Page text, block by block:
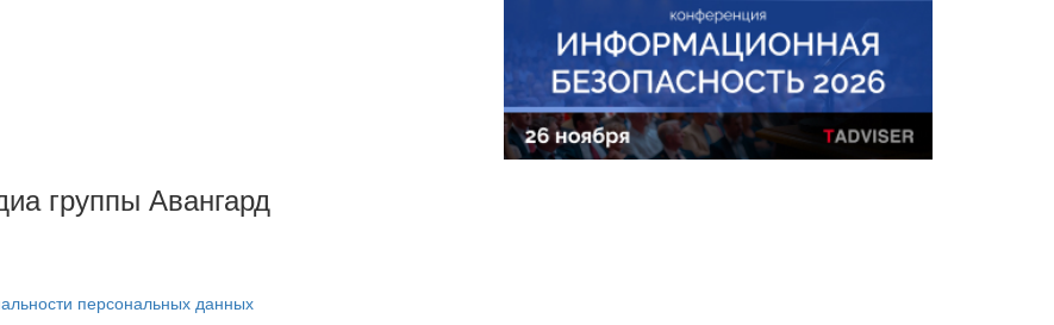
группы Авангард
персональных данных